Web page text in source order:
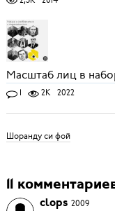
Масштаб лиц в
1 2K 2022
Шоранду си фой
11
clops 2009